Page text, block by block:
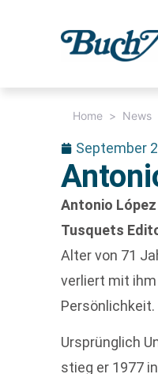
Home > News
September
Antonio López
Tusquets
Alter von 71
verliert mit ihm
Persönlichkeit.
Ursprünglich
stieg er 1977